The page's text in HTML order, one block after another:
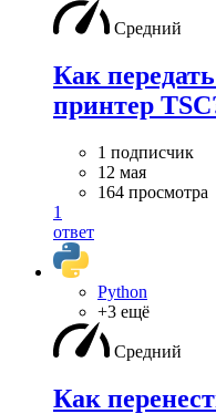
Средний
Как
принтер
1 подписчик
12 мая
164 просмотра
1
ответ
Python
+3 ещё
Средний
Как